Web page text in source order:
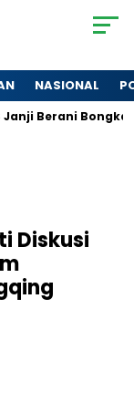
NASIONAL
Berani Bongkar
Diskusi